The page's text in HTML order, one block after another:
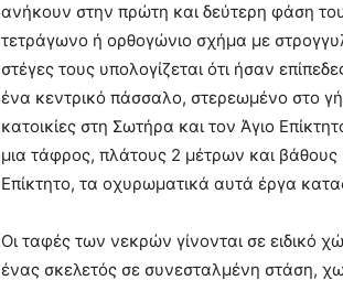
ανήκουν στην πρώτη και δεύτερη φάση
τετράγωνο ή ορθογώνιο σχήμα με
στέγες τους υπολογίζεται ότι ήσαν
ένα κεντρικό πάσσαλο, στερεωμένο στο
κατοικίες στη Σωτήρα και τον Άγιο
μια τάφρος, πλάτους 2 μέτρων και
Επίκτητο, τα οχυρωματικά αυτά έργα
Οι ταφές των νεκρών γίνονται σε ειδικό
ένας σκελετός σε συνεσταλμένη στάση,